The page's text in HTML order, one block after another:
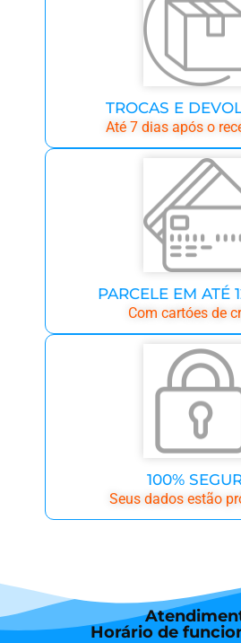
TROCAS E
Até 7 dias após o
PARCELE EM ATÉ
Com cartóes de
100%
Seus dados estão
Horário de